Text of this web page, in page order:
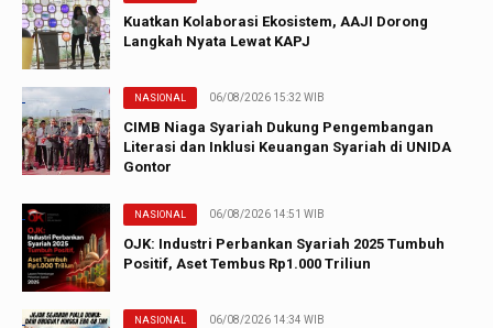
Kuatkan Kolaborasi Ekosistem, AAJI Dorong
Langkah Nyata Lewat KAPJ
NASIONAL 06/08/2026 15:32 WIB
CIMB Niaga Syariah Dukung Pengembangan
Literasi dan Inklusi Keuangan Syariah di UNIDA
Gontor
NASIONAL 06/08/2026 14:51 WIB
OJK: Industri Perbankan Syariah 2025 Tumbuh
Positif, Aset Tembus Rp1.000 Triliun
NASIONAL 06/08/2026 14:34 WIB